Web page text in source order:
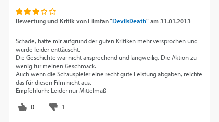
Bewertung und Kritik von Filmfan "DevilsDeath"am 31.01.2013
Schade, hatte mir aufgrund der guten Kritiken mehr versprochen und
wurde leider enttäuscht.
Die Geschichte war nicht ansprechend und langweilig. Die Aktion zu
wenig für meinen Geschmack.
Auch wenn die Schauspieler eine recht gute Leistung abgaben, reichte
das für diesen Film nicht aus.
Empfehlunh: Leider nur Mittelmaß